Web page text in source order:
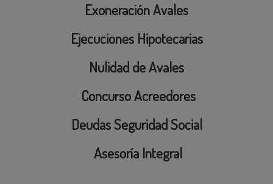
Exoneración Avales
Ejecuciones Hipotecarias
Nulidad de Avales
Concurso Acreedores
Deudas Seguridad Social
Asesoría Integral